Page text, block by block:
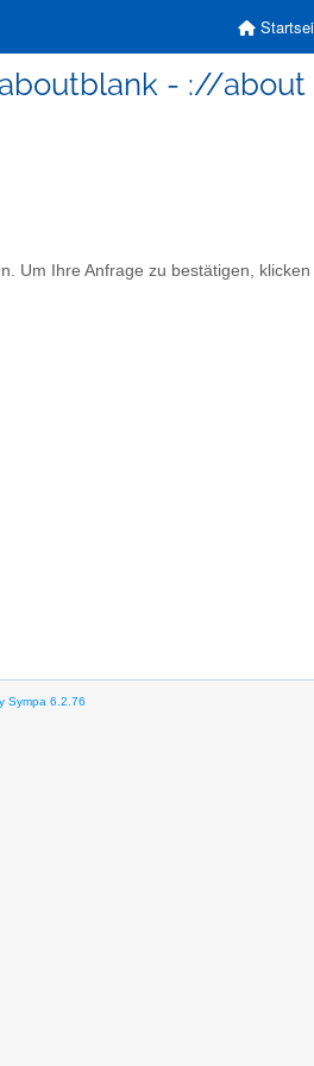
aboutblank - ://about
Um Ihre Anfrage zu bestätigen,
Sympa 6.2.76